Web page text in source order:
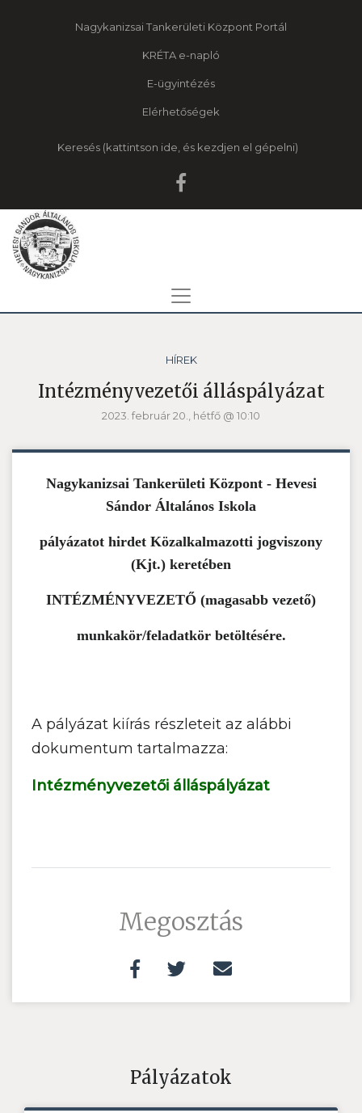
Nagykanizsai Tankerületi Központ Portál
KRÉTA e-napló
E-ügyintézés
Elérhetőségek
Keresés
HÍREK
Intézményvezetői álláspályázat
2023. február 20., hétfő @ 10:10
Nagykanizsai Tankerületi Központ - Hevesi
Sándor Általános Iskola
pályázatot hirdet Közalkalmazotti jogviszony
(Kjt.) keretében
INTÉZMÉNYVEZETŐ (magasabb vezető)
munkakör/feladatkör betöltésére.
A pályázat kiírás részleteit az alábbi
dokumentum tartalmazza:
Intézményvezetői álláspályázat
Megosztás
Pályázatok